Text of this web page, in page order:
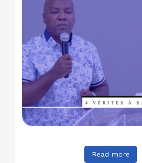
Read more